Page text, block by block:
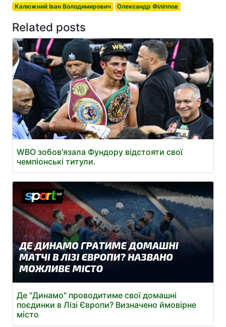
Калюжний Іван Володимирович
Олександр Філіппов
Related posts
WBO зобов'язала Фундору відстояти свої
чемпіонські титули.
Де "Динамо" проводитиме свої домашні
поєдинки в Лізі Європи? Визначено ймовірне
місто